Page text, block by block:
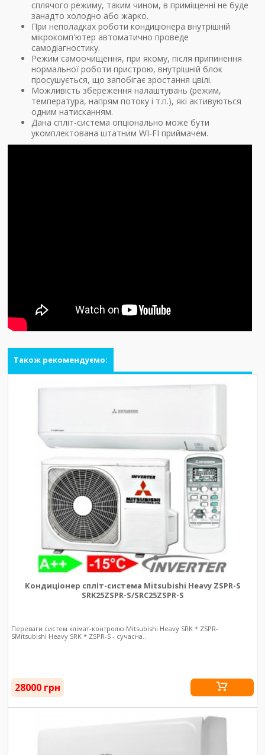
сплячого режиму, таким чином, в приміщенні не буде
занадто холодно або жарко.
При неполадках роботи кондиціонера внутрішній
мікрокомп'ютер автоматично проведе
самодіагностику.
Режим самоочищення, при якому, після припинення
нормальної роботи пристрою, внутрішній блок
просушується, що запобігає зростання цвілі.
Можливість збереження налаштувань (режим,
температура, напрям потоку і т.п.), які активуються
одним натисканням.
Дана спліт-система опціонально може бути
укомплектована штатним WI-FI приймачем.
Також рекомендуємо:
Кондиціонер спліт-система Mitsubishi Heavy ZSPR-S
SRK25ZSPR-S/SRC25ZSPR-S
Переваги систем клімат-контролю Mitsubishi Heavy SRK * ZSPR-
SMitsubishi Heavy SRK * ZSPR-S - сучасна..
28000 грн